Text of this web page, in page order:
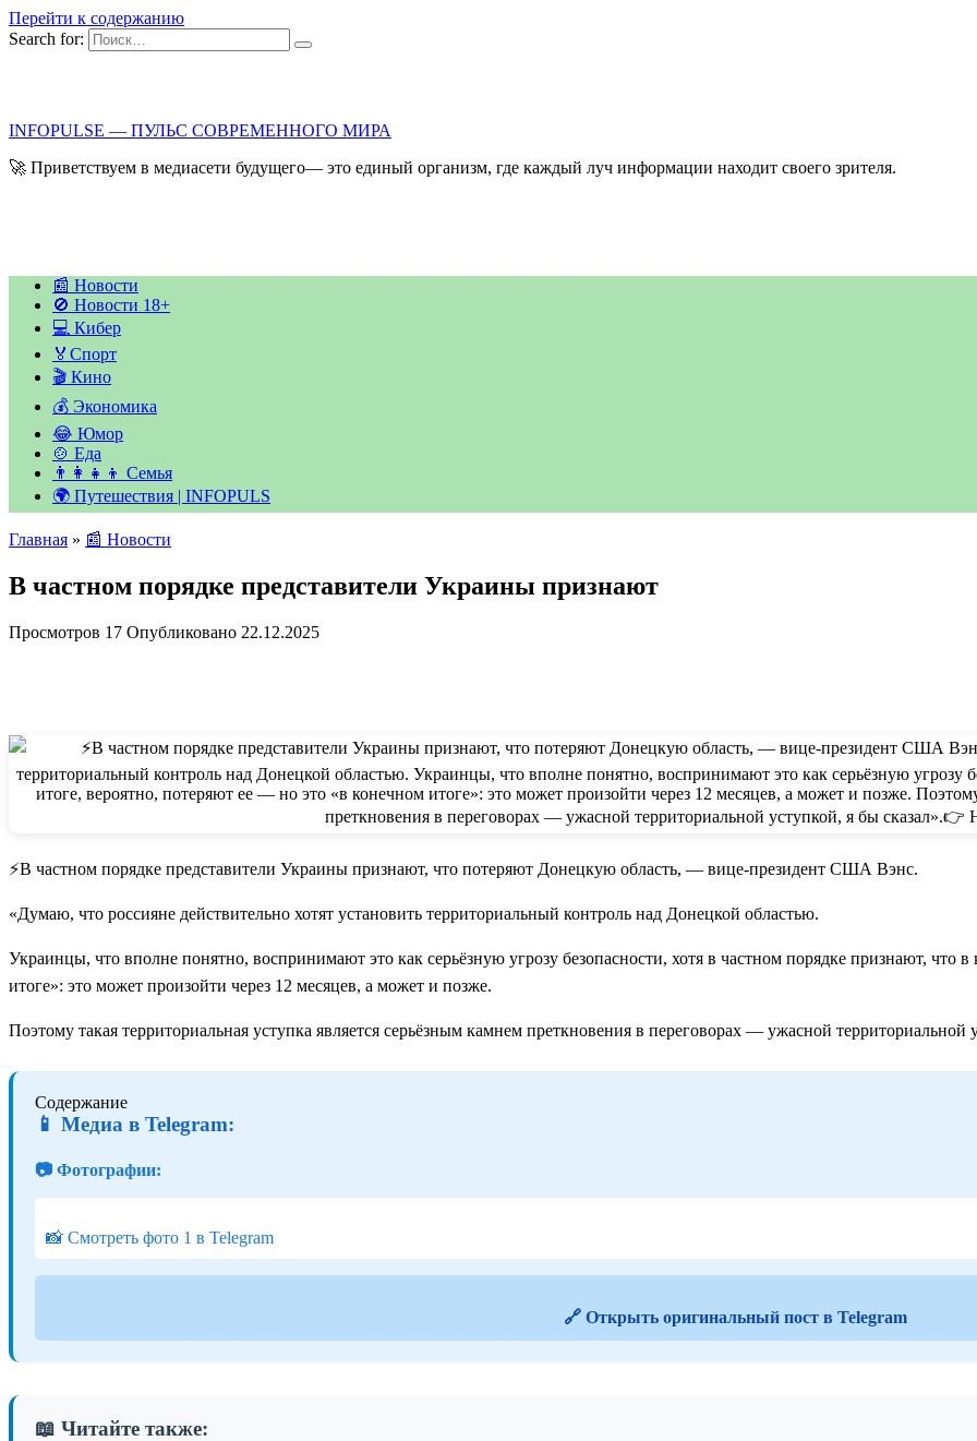
Перейти к содержанию
Search for:
INFOPULSE — ПУЛЬС СОВРЕМЕННОГО МИРА
🚀 Приветствуем в медиасети будущего— это единый организм, где каждый луч информации находит своего зрителя.
📰 Новости
🚫 Новости 18+
💻 Кибер
🏅Спорт
🎬 Кино
💰 Экономика
😂 Юмор
🍲 Еда
👨‍👩‍👧‍👦 Семья
🌍 Путешествия | INFOPULS
Главная » 📰 Новости
В частном порядке представители Украины признают
Просмотров 17 Опубликовано 22.12.2025
⚡️В частном порядке представители Украины признают, что потеряют Донецкую область, — вице-президент США Вэнс.
«Думаю, что россияне действительно хотят установить территориальный контроль над Донецкой областью.
Украинцы, что вполне понятно, воспринимают это как серьёзную угрозу безопасности, хотя в частном порядке признают, что
итоге»: это может произойти через 12 месяцев, а может и позже.
Поэтому такая территориальная уступка является серьёзным камнем преткновения в переговорах — ужасной территориальной
Содержание
📱 Медиа в Telegram:
📷 Фотографии:
📸 Смотреть фото 1 в Telegram
🔗 Открыть оригинальный пост в Telegram
📖 Читайте также: